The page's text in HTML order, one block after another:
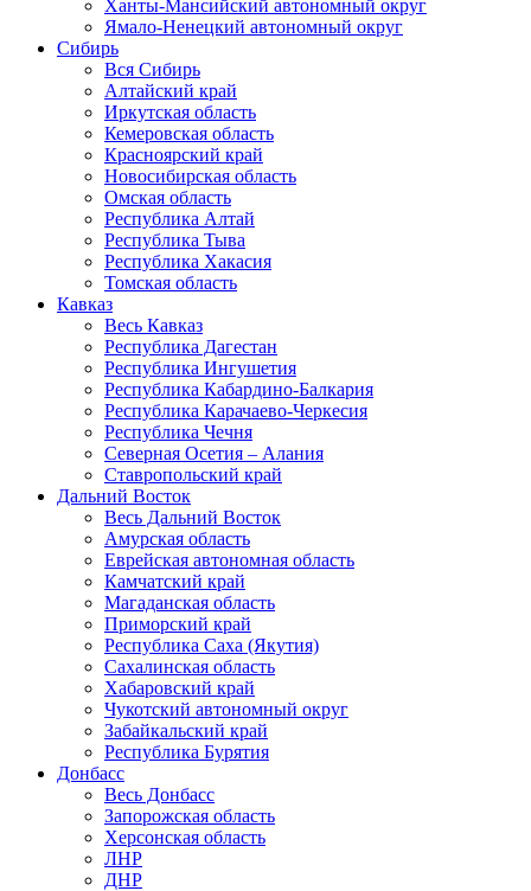
Ханты-Мансийский автономный округ
Ямало-Ненецкий автономный округ
Сибирь
Вся Сибирь
Алтайский край
Иркутская область
Кемеровская область
Красноярский край
Новосибирская область
Омская область
Республика Алтай
Республика Тыва
Республика Хакасия
Томская область
Кавказ
Весь Кавказ
Республика Дагестан
Республика Ингушетия
Республика Кабардино-Балкария
Республика Карачаево-Черкесия
Республика Чечня
Северная Осетия – Алания
Ставропольский край
Дальний Восток
Весь Дальний Восток
Амурская область
Еврейская автономная область
Камчатский край
Магаданская область
Приморский край
Республика Саха (Якутия)
Сахалинская область
Хабаровский край
Чукотский автономный округ
Забайкальский край
Республика Бурятия
Донбасс
Весь Донбасс
Запорожская область
Херсонская область
ЛНР
ДНР